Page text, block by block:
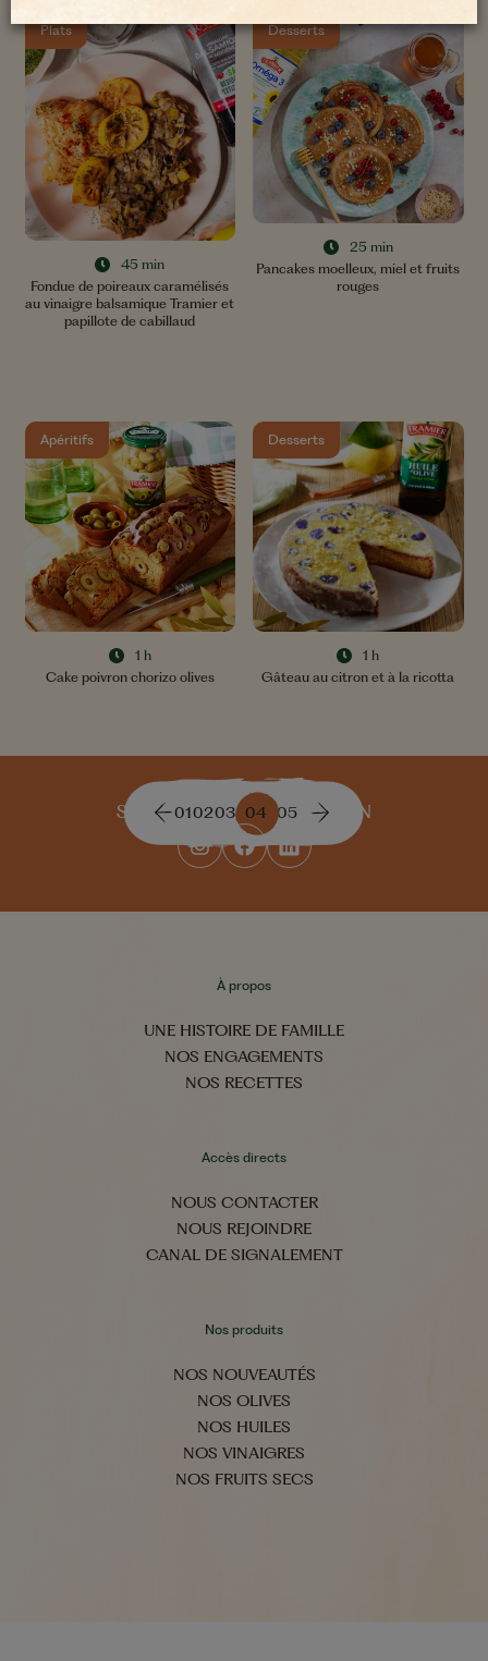
Plats
45 min
Fondue de poireaux caramélisés
au vinaigre balsamique Tramier et
papillote de cabillaud
Desserts
25 min
Pancakes moelleux, miel et fruits
rouges
Apéritifs
1 h
Cake poivron chorizo olives
Desserts
1 h
Gâteau au citron et à la ricotta
010203 04 05
SUIVEZ-NOUS AU QUOTIDIEN
À propos
UNE HISTOIRE DE FAMILLE
NOS ENGAGEMENTS
NOS RECETTES
Accès directs
NOUS CONTACTER
NOUS REJOINDRE
CANAL DE SIGNALEMENT
Nos produits
NOS NOUVEAUTÉS
NOS OLIVES
NOS HUILES
NOS VINAIGRES
NOS FRUITS SECS